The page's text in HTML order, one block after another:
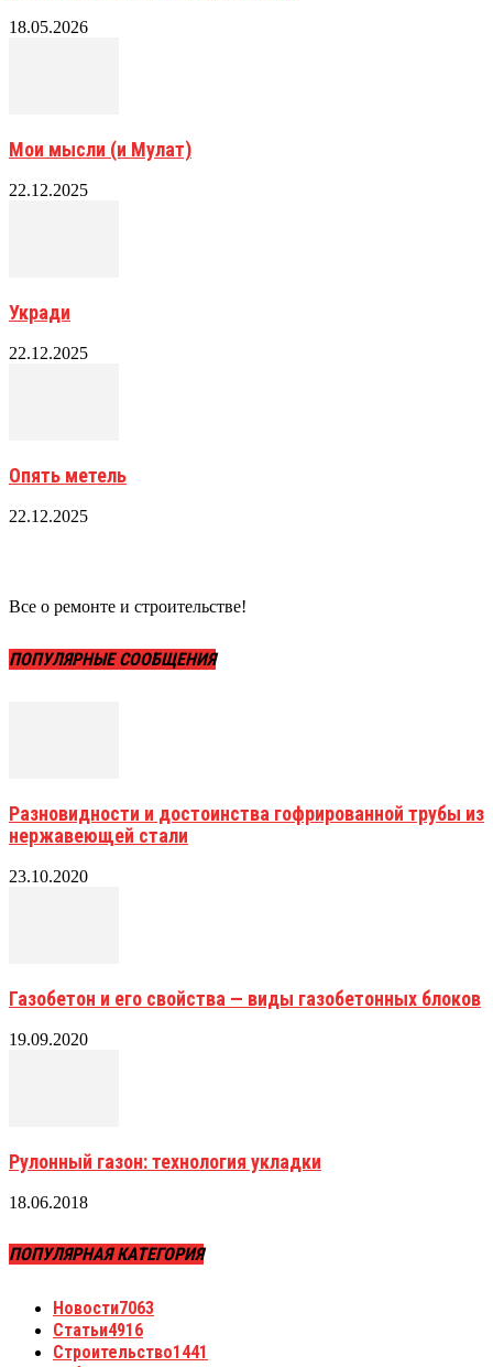
18.05.2026
Мои мысли (и Мулат)
22.12.2025
Укради
22.12.2025
Опять метель
22.12.2025
Все о ремонте и строительстве!
ПОПУЛЯРНЫЕ СООБЩЕНИЯ
Разновидности и достоинства гофрированной трубы из
нержавеющей стали
23.10.2020
Газобетон и его свойства — виды газобетонных блоков
19.09.2020
Рулонный газон: технология укладки
18.06.2018
ПОПУЛЯРНАЯ КАТЕГОРИЯ
Новости7063
Статьи4916
Строительство1441